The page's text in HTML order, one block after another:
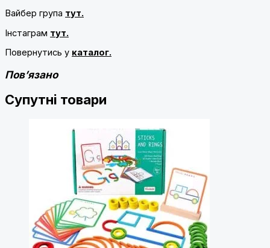
Вайбер група тут.
Інстаграм тут.
Повернутись у каталог.
Пов’язано
Супутні товари